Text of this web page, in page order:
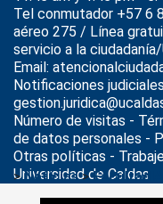
>Noticias>FacultadIA
importantes avances
Tel conmutador +57 6
aéreo 275 / Línea
servicio a la
Email:
Notificaciones
Número de visitas -
de datos personales -
Otras políticas -
Universidad de Caldas